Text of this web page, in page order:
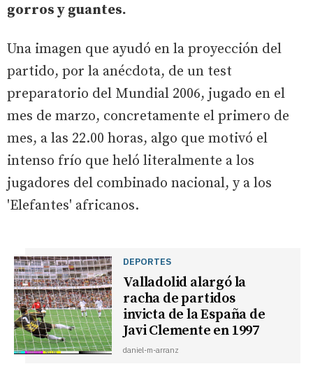
gorros y guantes.
Una imagen que ayudó en la proyección del
partido, por la anécdota, de un test
preparatorio del Mundial 2006, jugado en el
mes de marzo, concretamente el primero de
mes, a las 22.00 horas, algo que motivó el
intenso frío que heló literalmente a los
jugadores del combinado nacional, y a los
'Elefantes' africanos.
DEPORTES
Valladolid alargó la
racha de partidos
invicta de la España de
Javi Clemente en 1997
daniel-m-arranz